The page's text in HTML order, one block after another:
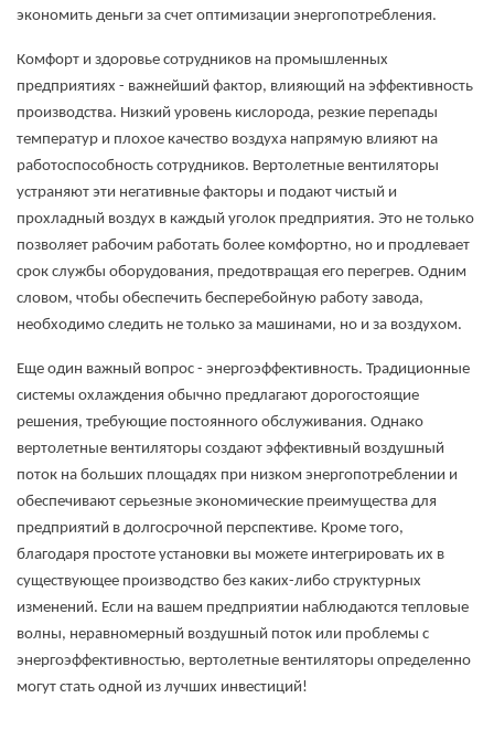
экономить деньги за счет оптимизации энергопотребления.
Комфорт и здоровье сотрудников на промышленных
предприятиях - важнейший фактор, влияющий на эффективность
производства. Низкий уровень кислорода, резкие перепады
температур и плохое качество воздуха напрямую влияют на
работоспособность сотрудников. Вертолетные вентиляторы
устраняют эти негативные факторы и подают чистый и
прохладный воздух в каждый уголок предприятия. Это не только
позволяет рабочим работать более комфортно, но и продлевает
срок службы оборудования, предотвращая его перегрев. Одним
словом, чтобы обеспечить бесперебойную работу завода,
необходимо следить не только за машинами, но и за воздухом.
Еще один важный вопрос - энергоэффективность. Традиционные
системы охлаждения обычно предлагают дорогостоящие
решения, требующие постоянного обслуживания. Однако
вертолетные вентиляторы создают эффективный воздушный
поток на больших площадях при низком энергопотреблении и
обеспечивают серьезные экономические преимущества для
предприятий в долгосрочной перспективе. Кроме того,
благодаря простоте установки вы можете интегрировать их в
существующее производство без каких-либо структурных
изменений. Если на вашем предприятии наблюдаются тепловые
волны, неравномерный воздушный поток или проблемы с
энергоэффективностью, вертолетные вентиляторы определенно
могут стать одной из лучших инвестиций!